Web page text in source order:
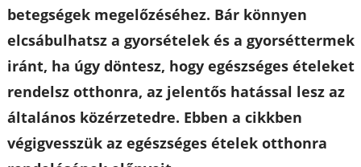
betegségek megelőzéséhez. Bár könnyen
elcsábulhatsz a gyorsételek és a gyorséttermek
iránt, ha úgy döntesz, hogy egészséges ételeket
rendelsz otthonra, az jelentős hatással lesz az
általános közérzetedre. Ebben a cikkben
végigvesszük az egészséges ételek otthonra